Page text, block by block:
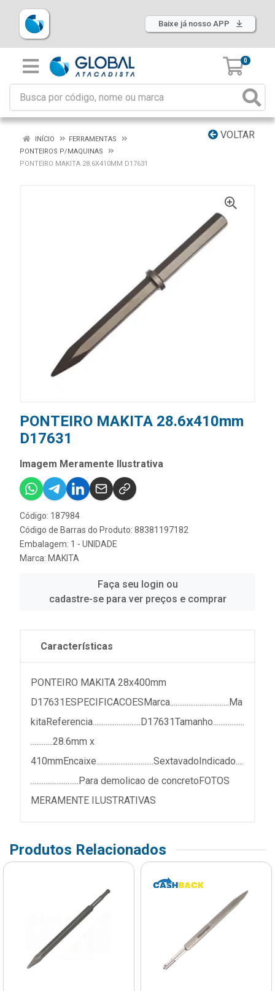
Baixe já nosso APP
0
VOLTAR
INÍCIO
FERRAMENTAS
PONTEIROS P/MAQUINAS
PONTEIRO MAKITA 28.6X410MM D17631
PONTEIRO MAKITA 28.6x410mm
D17631
Imagem Meramente Ilustrativa
Código: 187984
Código de Barras do Produto: 88381197182
Embalagem: 1 - UNIDADE
Marca: MAKITA
Faça seu login ou
cadastre-se para ver preços e comprar
Características
PONTEIRO MAKITA 28x400mm
D17631ESPECIFICACOESMarca................................Ma
kitaReferencia..........................D17631Tamanho.................
............28.6mm x
410mmEncaixe...............................SextavadoIndicado....
..........................Para demolicao de concretoFOTOS
MERAMENTE ILUSTRATIVAS
Produtos Relacionados